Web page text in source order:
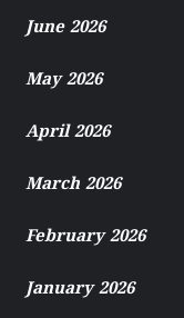
June 2026
May 2026
April 2026
March 2026
February 2026
January 2026